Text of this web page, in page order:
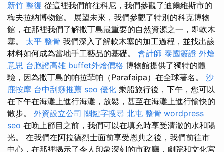
新竹 整復 從這裡我們前往科尼，我們參觀了迪爾維斯市的
梅夫拉納博物館。 展望未來，我們參觀了特別的科克博物
館，在那裡我們了解撒丁島最重要的自然資源之一，即軟木
塞。 太平 整骨 我們深入了解軟木塞的加工過程，並找出該
材料如何成為當地手工藝品的基礎。 會計師 泰國簽證 外燴
意思 台胞證高雄 buffet外燴價格 博物館提供了獨特的體
驗，因為撒丁島的帕拉菲帕（Parafaipa）在全球著名。 沙
鹿按摩 台中刮痧推薦 seo 優化 乘船旅行後，下午，您可以
在下午在海灘上進行海灘，放鬆，甚至在海灘上進行愉快的
散步。 外資設立公司 關鍵字搜尋 北屯 整骨 wordpress
seo 在晚上節目之前，我們可以在填充時享受清澈的水和陽
光。 在我們在阿拉德烈士面前享受恩典之後，我們前往市
中心，在那裡揭示了令人印象深刻的市政廳，劇院和文化宮